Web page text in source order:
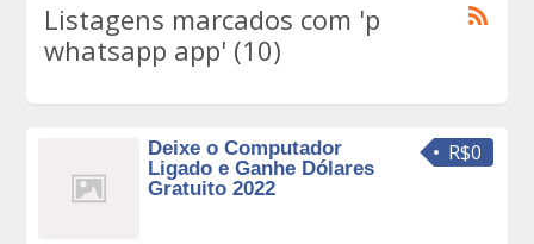
Listagens marcados com 'p
whatsapp app' (10)
R$0
Deixe o Computador
Ligado e Ganhe Dólares
Gratuito 2022